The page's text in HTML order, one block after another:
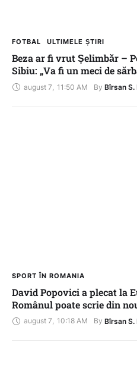
FOTBAL ULTIMELE ȘTIRI
Beza ar fi vrut Șelimbăr –
Sibiu: „Va fi un meci de
august 7 11:50 AM By Bîrsan S.
SPORT ÎN ROMANIA
David Popovici a plecat la
Românul poate scrie din
august 7, 10:18 AM By Bîrsan S.